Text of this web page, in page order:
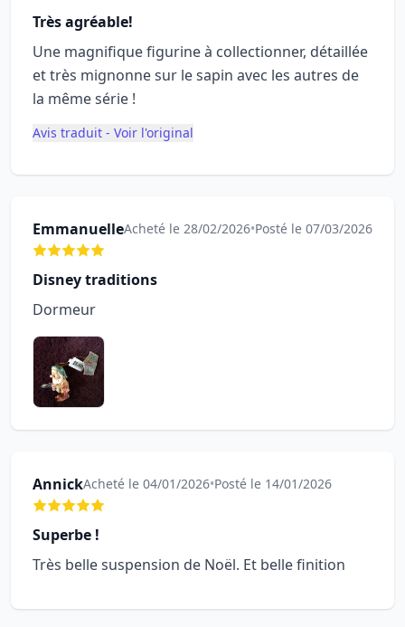
Très agréable!
Une magnifique figurine à collectionner, détaillée
et très mignonne sur le sapin avec les autres de
la même série !
Avis traduit - Voir l'original
EmmanuelleAcheté le 28/02/2026•Posté le 07/03/2026
Disney traditions
Dormeur
AnnickAcheté le 04/01/2026•Posté le 14/01/2026
Superbe !
Très belle suspension de Noël. Et belle finition